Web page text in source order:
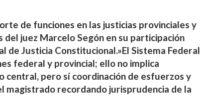
de funciones en las justicias provinciales y
juez Marcelo Segón en su participación
Justicia Constitucional.»El Sistema Federal
federal y provincial; ello no implica
central, pero sí coordinación de esfuerzos y
magistrado recordando jurisprudencia de la